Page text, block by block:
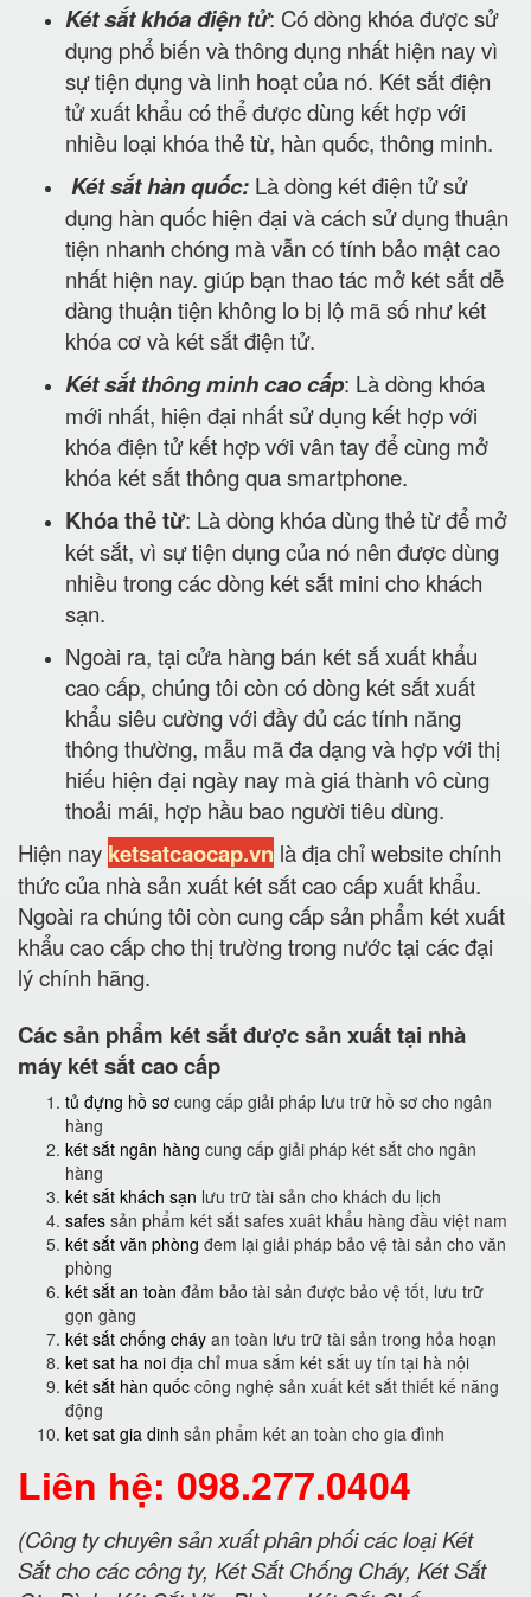
Két sắt khóa điện tử: Có dòng khóa được sử
dụng phổ biến và thông dụng nhất hiện nay vì
sự tiện dụng và linh hoạt của nó. Két sắt điện
tử xuất khẩu có thể được dùng kết hợp với
nhiều loại khóa thẻ từ, hàn quốc, thông minh.
Két sắt hàn quốc: Là dòng két điện tử sử
dụng hàn quốc hiện đại và cách sử dụng thuận
tiện nhanh chóng mà vẫn có tính bảo mật cao
nhất hiện nay. giúp bạn thao tác mở két sắt dễ
dàng thuận tiện không lo bị lộ mã số như két
khóa cơ và két sắt điện tử.
Két sắt thông minh cao cấp: Là dòng khóa
mới nhất, hiện đại nhất sử dụng kết hợp với
khóa điện tử kết hợp với vân tay để cùng mở
khóa két sắt thông qua smartphone.
Khóa thẻ từ: Là dòng khóa dùng thẻ từ để mở
két sắt, vì sự tiện dụng của nó nên được dùng
nhiều trong các dòng két sắt mini cho khách
sạn.
Ngoài ra, tại cửa hàng bán két sắ xuất khẩu
cao cấp, chúng tôi còn có dòng két sắt xuất
khẩu siêu cường với đầy đủ các tính năng
thông thường, mẫu mã đa dạng và hợp với thị
hiếu hiện đại ngày nay mà giá thành vô cùng
thoải mái, hợp hầu bao người tiêu dùng.
Hiện nay ketsatcaocap.vn là địa chỉ website chính
thức của nhà sản xuất két sắt cao cấp xuất khẩu.
Ngoài ra chúng tôi còn cung cấp sản phẩm két xuất
khẩu cao cấp cho thị trường trong nước tại các đại
lý chính hãng.
Các sản phẩm két sắt được sản xuất tại nhà
máy két sắt cao cấp
tủ đựng hồ sơ cung cấp giải pháp lưu trữ hồ sơ cho ngân
hàng
két sắt ngân hàng cung cấp giải pháp két sắt cho ngân
hàng
két sắt khách sạn lưu trữ tài sản cho khách du lịch
safes sản phẩm két sắt safes xuât khẩu hàng đầu việt nam
két sắt văn phòng đem lại giải pháp bảo vệ tài sản cho văn
phòng
két sắt an toàn đảm bảo tài sản được bảo vệ tốt, lưu trữ
gọn gàng
két sắt chống cháy an toàn lưu trữ tài sản trong hỏa hoạn
ket sat ha noi địa chỉ mua sắm két sắt uy tín tại hà nội
két sắt hàn quốc công nghệ sản xuất két sắt thiết kế năng
động
ket sat gia dinh sản phẩm két an toàn cho gia đình
Liên hệ: 098.277.0404
(Công ty chuyên sản xuất phân phối các loại Két
Sắt cho các công ty, Két Sắt Chống Cháy, Két Sắt